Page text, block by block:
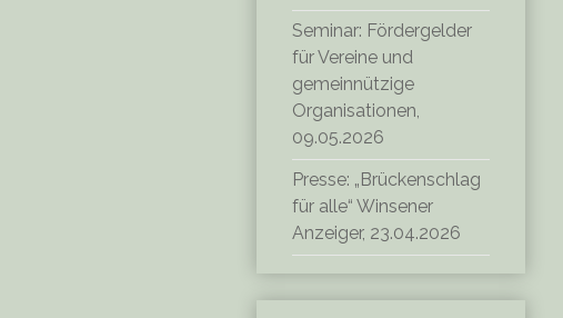
Seminar: Fördergelder
für Vereine und
gemeinnützige
Organisationen,
09.05.2026
Presse: „Brückenschlag
für alle“ Winsener
Anzeiger, 23.04.2026